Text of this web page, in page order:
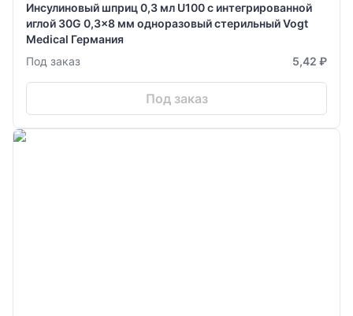
Инсулиновый шприц 0,3 мл U100 с интегрированной
иглой 30G 0,3x8 мм одноразовый стерильный Vogt
Medical Германия
Под заказ
5,42 ₽
Под заказ